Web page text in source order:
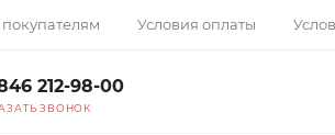
Условия оплаты
212-98-00
ЗВОНОК